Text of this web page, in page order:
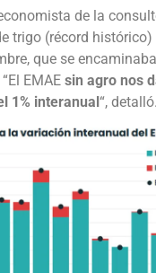
de la
trigo (récord
que se
EMAE sin agro nos
1% interanual“, detalló.